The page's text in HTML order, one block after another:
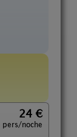
24 €
pers/noche